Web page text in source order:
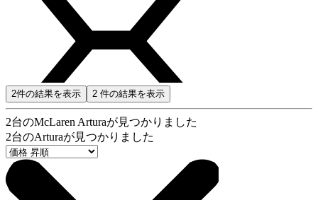
2件の結果を表示 2 件の結果を表示
2台のMcLaren Arturaが見つかりました
2台のArturaが見つかりました